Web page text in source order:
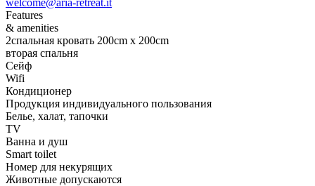
Features
& amenities
2спальная кровать 200cm x 200cm
вторая спальня
Сейф
Wifi
Кондиционер
Продукция индивидуального пользования
Белье, халат, тапочки
TV
Ванна и душ
Smart toilet
Номер для некурящих
Животные допускаются